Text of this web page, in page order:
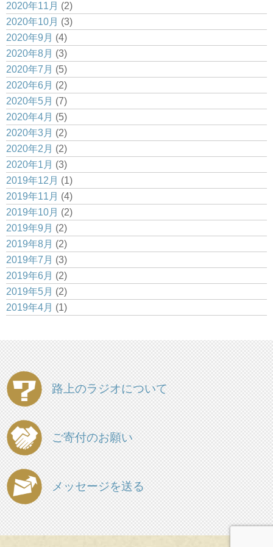
2020年11月 (2)
2020年10月 (3)
2020年9月 (4)
2020年8月 (3)
2020年7月 (5)
2020年6月 (2)
2020年5月 (7)
2020年4月 (5)
2020年3月 (2)
2020年2月 (2)
2020年1月 (3)
2019年12月 (1)
2019年11月 (4)
2019年10月 (2)
2019年9月 (2)
2019年8月 (2)
2019年7月 (3)
2019年6月 (2)
2019年5月 (2)
2019年4月 (1)
路上のラジオについて
ご寄付のお願い
メッセージを送る